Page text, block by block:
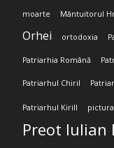
moarte Mântuitorul
Orhei ortodoxia
Patriarhia Română
Patriarhul Chiril
Patriarhul Kirill pictura
Preot Iulian